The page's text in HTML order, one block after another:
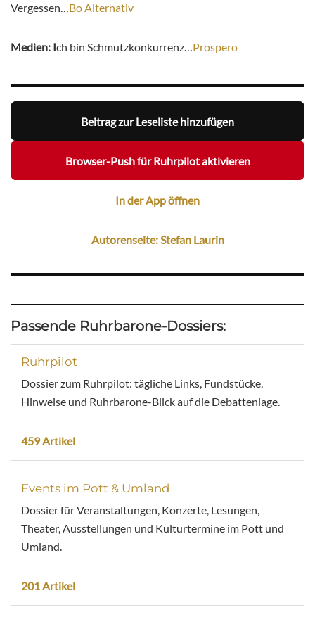
Vergessen…Bo Alternativ
Medien: Ich bin Schmutzkonkurrenz…Prospero
Beitrag zur Leseliste hinzufügen
Browser-Push für Ruhrpilot aktivieren
In der App öffnen
Autorenseite: Stefan Laurin
Passende Ruhrbarone-Dossiers:
Ruhrpilot
Dossier zum Ruhrpilot: tägliche Links, Fundstücke,
Hinweise und Ruhrbarone-Blick auf die Debattenlage.
459 Artikel
Events im Pott & Umland
Dossier für Veranstaltungen, Konzerte, Lesungen,
Theater, Ausstellungen und Kulturtermine im Pott und
Umland.
201 Artikel